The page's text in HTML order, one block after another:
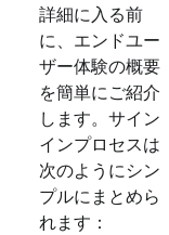
詳細に入る前
に、エンドユー
ザー体験の概要
を簡単にご紹介
します。サイン
インプロセスは
次のようにシン
プルにまとめら
れます：